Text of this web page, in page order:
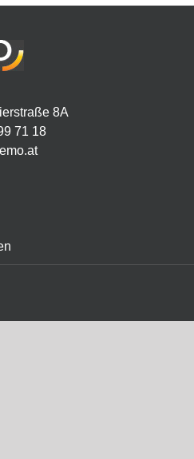
8A
71 18